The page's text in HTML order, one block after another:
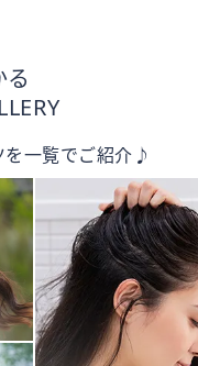
を一覧でご紹介♪